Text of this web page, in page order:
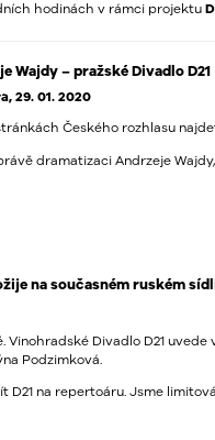
hodinách v rámci projektu
Wajdy – pražské Divadlo D21
29. 01. 2020
Českého rozhlasu
dramatizaci Andrzeje
na současném ruském
Vinohradské Divadlo D21
Podzimková.
na repertoáru. Jsme